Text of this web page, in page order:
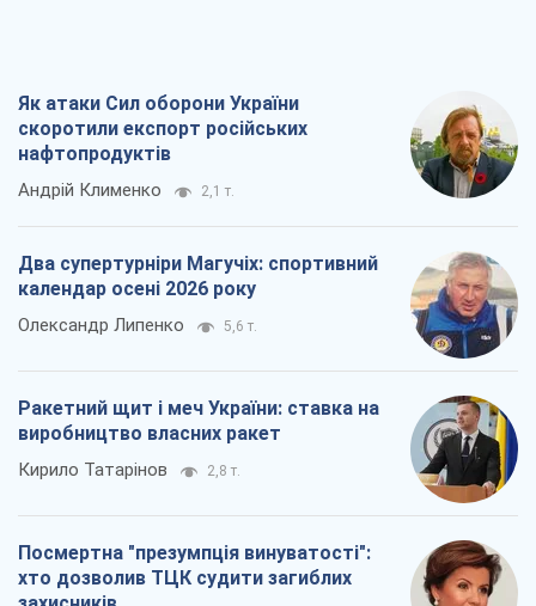
Як атаки Сил оборони України
скоротили експорт російських
нафтопродуктів
Андрій Клименко 2,1 т.
Два супертурніри Магучіх: спортивний
календар осені 2026 року
Олександр Липенко 5,6 т.
Ракетний щит і меч України: ставка на
виробництво власних ракет
Кирило Татарінов 2,8 т.
Посмертна "презумпція винуватості":
хто дозволив ТЦК судити загиблих